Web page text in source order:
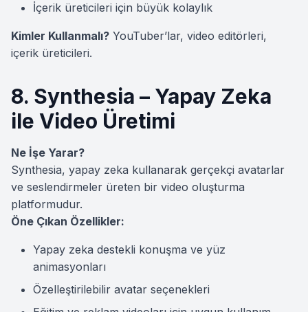
İçerik üreticileri için büyük kolaylık
Kimler Kullanmalı? YouTuber’lar, video editörleri,
içerik üreticileri.
8. Synthesia – Yapay Zeka
ile Video Üretimi
Ne İşe Yarar?
Synthesia, yapay zeka kullanarak gerçekçi avatarlar
ve seslendirmeler üreten bir video oluşturma
platformudur.
Öne Çıkan Özellikler:
Yapay zeka destekli konuşma ve yüz
animasyonları
Özelleştirilebilir avatar seçenekleri